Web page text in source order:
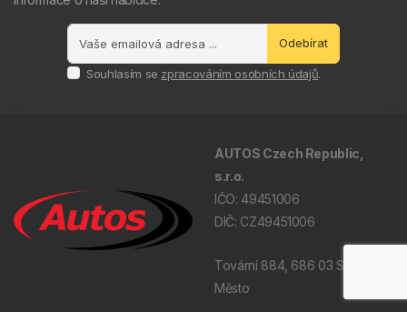
Odebírat
Souhlasím se zpracováním osobních údajů.
AUTOS Czech Republic,
s.r.o.
IČO: 49451006
DIČ: CZ49451006
Tovární 884, 686 03 Staré
Město